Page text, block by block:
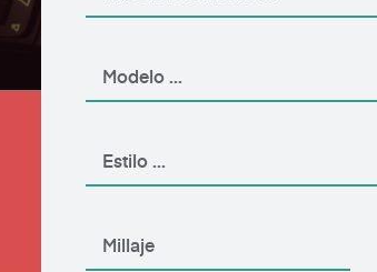
Aplique Ahora